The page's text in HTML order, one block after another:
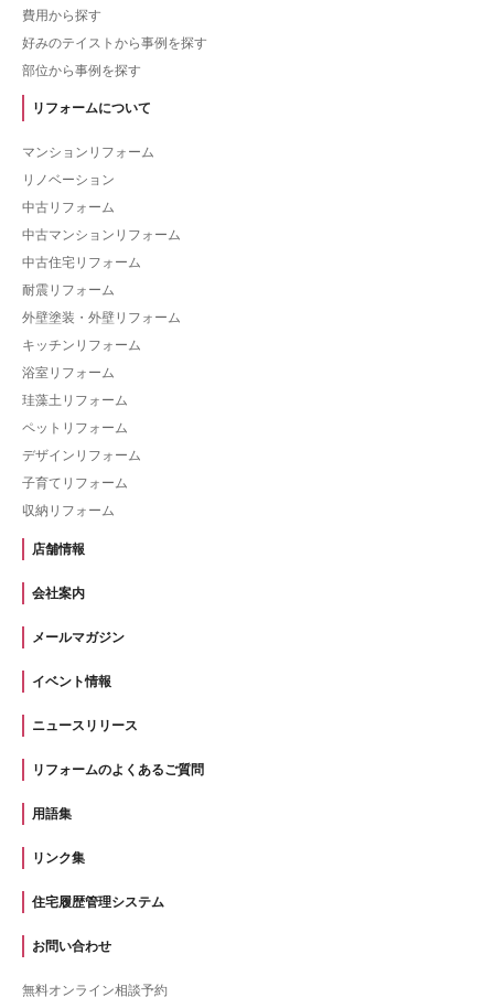
費用から探す
好みのテイストから事例を探す
部位から事例を探す
リフォームについて
マンションリフォーム
リノベーション
中古リフォーム
中古マンションリフォーム
中古住宅リフォーム
耐震リフォーム
外壁塗装・外壁リフォーム
キッチンリフォーム
浴室リフォーム
珪藻土リフォーム
ペットリフォーム
デザインリフォーム
子育てリフォーム
収納リフォーム
店舗情報
会社案内
メールマガジン
イベント情報
ニュースリリース
リフォームのよくあるご質問
用語集
リンク集
住宅履歴管理システム
お問い合わせ
無料オンライン相談予約